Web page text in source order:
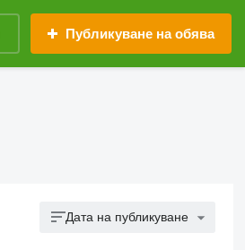
Публикуване на обява
Дата на публикуване